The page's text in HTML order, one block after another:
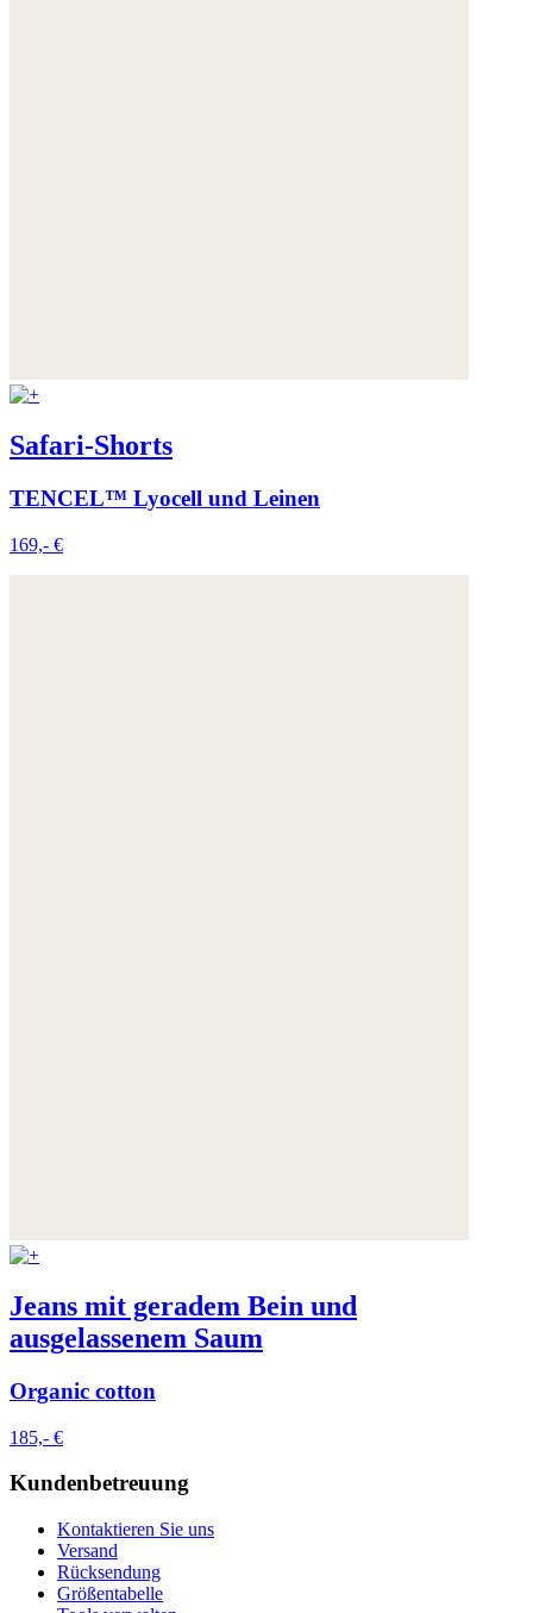
Safari-Shorts
TENCEL™ Lyocell und Leinen
169,- €
Jeans mit geradem Bein und
ausgelassenem Saum
Organic cotton
185,- €
Kundenbetreuung
Kontaktieren Sie uns
Versand
Rücksendung
Größentabelle